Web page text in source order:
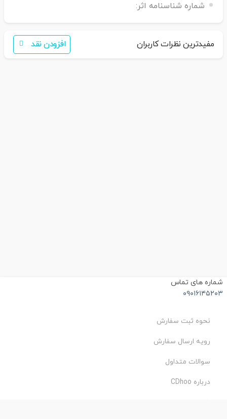
فقط کافی است نام محصولرا به سامانهشماره شناسنامه اثر:
مفیدترین نظرات کاربران افزودن نقد
شماره های تماس
۰۹۰۱۶۱۴۵۲۰۳
نحوه ثبت سفارش
رویه ارسال سفارش
سوالات متداول
درباره CDhoo